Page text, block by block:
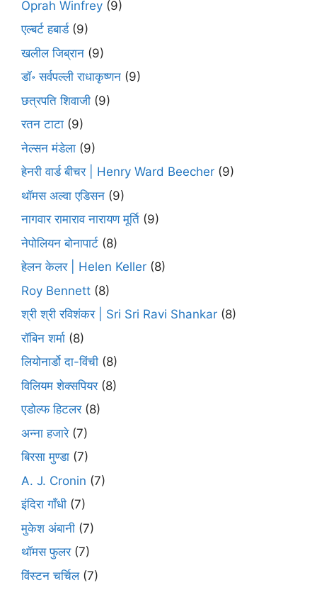
Oprah Winfrey (9)
एल्बर्ट हबार्ड(9)
खलील जिब्रान (9)
डॉ॰ सर्वपल्ली राधाकृष्णन (9)
छत्रपति शिवाजी (9)
रतन टाटा (9)
नेल्सन मंडेला (9)
हेनरी वार्ड बीचर | Henry Ward Beecher (9)
थॉमस अल्वा एडिसन (9)
नागवार रामाराव नारायण मूर्ति (9)
नेपोलियन बोनापार्ट (8)
हेलन केलर | Helen Keller (8)
Roy Bennett (8)
श्री श्री रविशंकर | Sri Sri Ravi Shankar (8)
रॉबिन शर्मा (8)
लियोनार्डो दा-विंची (8)
विलियम शेक्सपियर(8)
एडोल्फ हिटलर(8)
अन्ना हजारे(7)
बिरसा मुण्डा (7)
A. J. Cronin (7)
इंदिरा गाँधी (7)
मुकेश अंबानी (7)
थॉमस फुलर(7)
विंस्टन चर्चिल(7)